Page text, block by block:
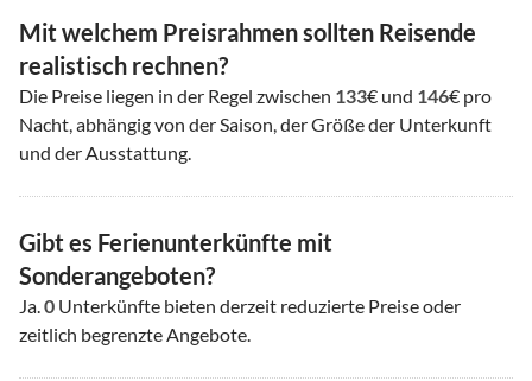
Mit welchem Preisrahmen sollten Reisende
realistisch rechnen?
Die Preise liegen in der Regel zwischen 133€ und 146€ pro
Nacht, abhängig von der Saison, der Größe der Unterkunft
und der Ausstattung.
Gibt es Ferienunterkünfte mit
Sonderangeboten?
Ja. 0 Unterkünfte bieten derzeit reduzierte Preise oder
zeitlich begrenzte Angebote.